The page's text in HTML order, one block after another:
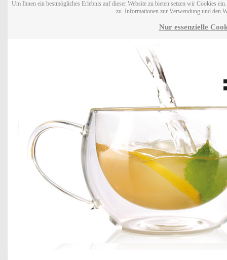
Um Ihnen ein bestmögliches Erlebnis auf dieser Website zu bieten setzen wir Cookies
zu. Informationen zur Verwendung und den
Nur essenzielle